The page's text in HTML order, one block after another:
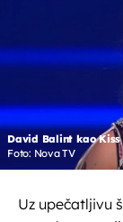
David Balint kao Kiss
Foto: Nova TV
Uz upečatljivu